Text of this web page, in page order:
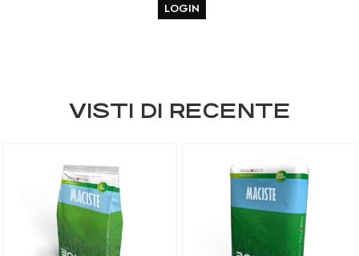
LOGIN
VISTI DI RECENTE